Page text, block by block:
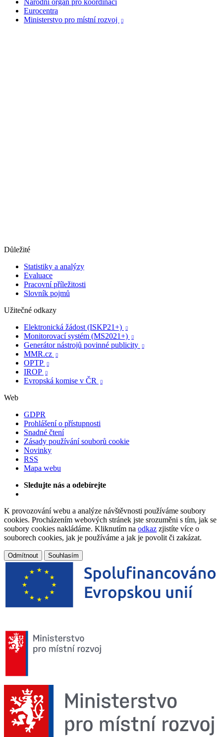
Eurocentra
Ministerstvo pro místní rozvoj

Důležité
Statistiky a analýzy
Evaluace
Pracovní příležitosti
Slovník pojmů
Užitečné odkazy
Elektronická žádost (ISKP21+)

Monitorovací systém (MS2021+) 
Generátor nástrojů povinné publicity 
MMR.cz 
OPTP 
IROP 
Evropská komise v ČR 
Web
GDPR
Prohlášení o přístupnosti
Snadné čtení
Zásady používání souborů cookie
Novinky
RSS
Mapa webu
Sledujte nás a odebírejte
K provozování webu a analýze návštěvnosti používáme soubory
cookies. Procházením webových stránek jste srozuměni s tím, jak se
soubory cookies nakládáme. Kliknutím na odkaz zjistíte více o
souborech cookies, jak je používáme a jak je povolit či zakázat.
Odmítnout Souhlasím